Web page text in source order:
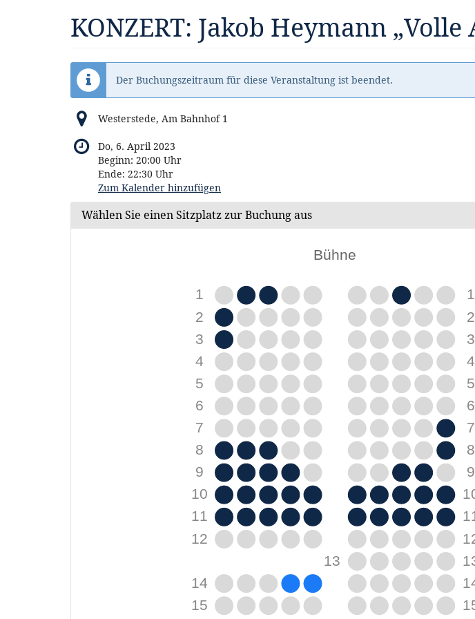
KONZERT: Jakob Heymann
Der Buchungszeitraum für diese Veranstaltung ist beendet.
Westerstede, Am Bahnhof 1
Do, 6. April 2023
Beginn: 20:00 Uhr
Ende: 22:30 Uhr
Zum Kalender hinzufügen
Wählen Sie einen Sitzplatz zur Buchung aus